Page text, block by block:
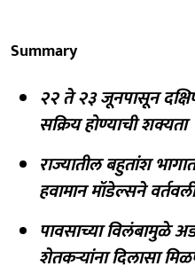
Summary
२२ ते २३ जूनपासून
सक्रिय होण्याची शक्यता
राज्यातील बहुतांश
हवामान मॉडेल्सने
पावसाच्या विलंबामुळे
शेतकऱ्यांना दिलासा